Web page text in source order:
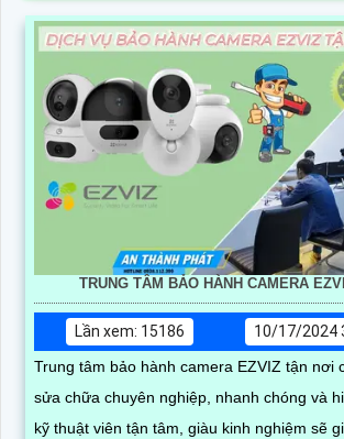
TRUNG TÂM BẢO HÀNH CAMERA
Lần xem: 15186
10/17/2024
Trung tâm bảo hành camera EZVIZ tận nơi
sửa chữa chuyên nghiệp, nhanh chóng và hiệu
kỹ thuật viên tận tâm, giàu kinh nghiệm sẽ